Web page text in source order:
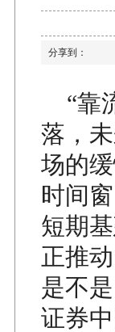
分享到：
“靠
落，
场的
时间
短期
正推
是不
证券